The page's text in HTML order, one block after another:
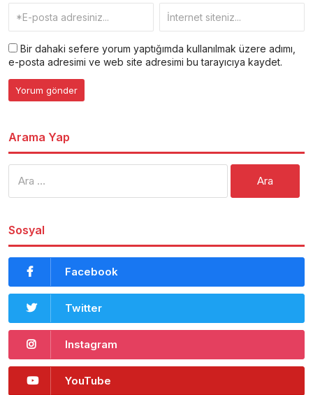
Bir dahaki sefere yorum yaptığımda kullanılmak üzere adımı,
e-posta adresimi ve web site adresimi bu tarayıcıya kaydet.
Arama Yap
Sosyal
Facebook
Twitter
Instagram
YouTube